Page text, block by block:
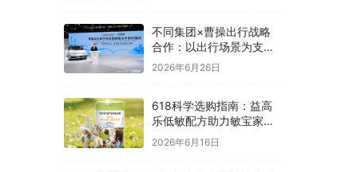
不同集团×曹操出行战略
合作：以出行场景为支
点，赋能家庭AI生态升级
2026年6月26日
618科学选购指南：益高
乐低敏配方助力敏宝家庭
科学囤货
2026年6月16日